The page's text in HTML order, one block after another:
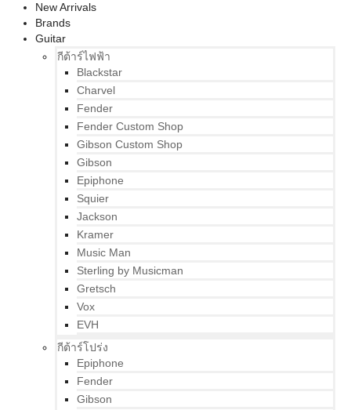
New Arrivals
Brands
Guitar
กีต้าร์ไฟฟ้า
Blackstar
Charvel
Fender
Fender Custom Shop
Gibson Custom Shop
Gibson
Epiphone
Squier
Jackson
Kramer
Music Man
Sterling by Musicman
Gretsch
Vox
EVH
กีต้าร์โปร่ง
Epiphone
Fender
Gibson